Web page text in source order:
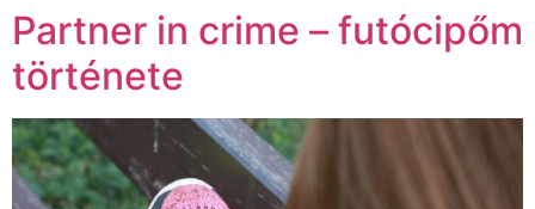
Partner in crime – futócipőm
története